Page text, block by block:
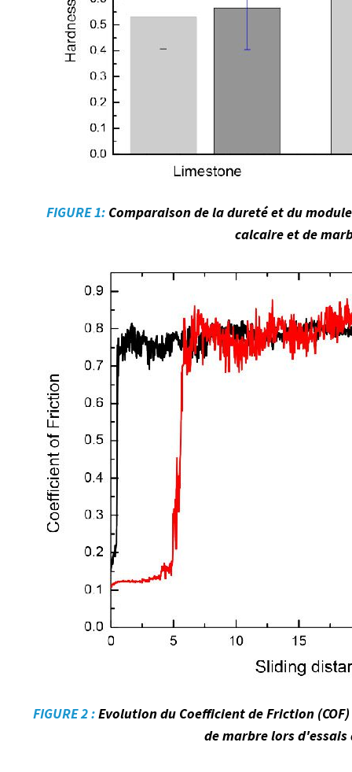
FIGURE 1:Comparaison de la dureté et du
calcaire et de
FIGURE 2 :Evolution du Coefficient de Friction
de marbre lors d'essais